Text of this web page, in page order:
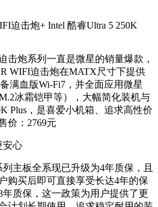
迫击炮+ Intel 酷睿Ultra 5 250K
击炮系列一直是微星的销量爆款，
WIFI迫击炮在MATX尺寸下提供
满血版Wi-Fi7，并全面应用微星
冰霜铠甲等），大幅简化装机与
Plus，是喜爱小机箱、追求高性价
价：2769元
安心
主板全系现已升级为4年质保，且
购买后即可直接享受长达4年的保
质保，这一政策为用户提供了更